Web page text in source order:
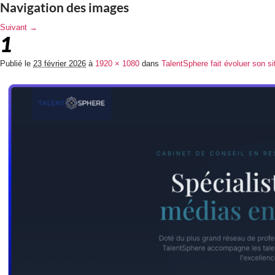
Navigation des images
Suivant →
1
Publié le 23 février 2026 à 1920 × 1080 dans TalentSphere fait évoluer son